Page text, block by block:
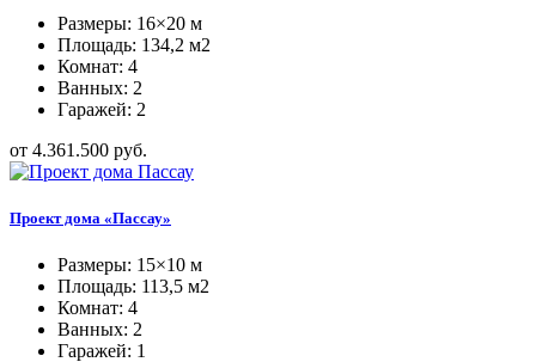
Размеры: 16×20 м
Площадь: 134,2 м2
Комнат: 4
Ванных: 2
Гаражей: 2
от 4.361.500 руб.
Проект дома «Пассау»
Размеры: 15×10 м
Площадь: 113,5 м2
Комнат: 4
Ванных: 2
Гаражей: 1